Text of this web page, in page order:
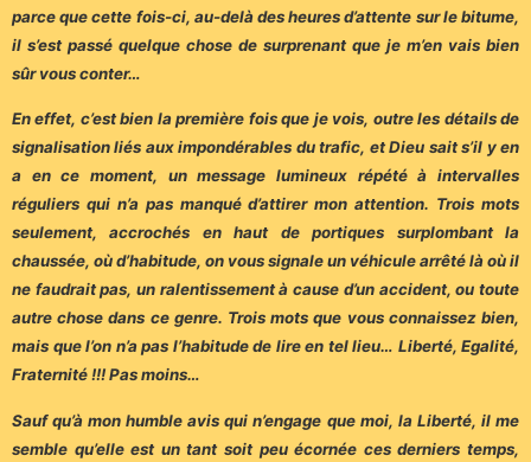
parce que cette fois-ci, au-delà des heures d’attente sur le bitume,
il s’est passé quelque chose de surprenant que je m’en vais bien
sûr vous conter…
En effet, c’est bien la première fois que je vois, outre les détails de
signalisation liés aux impondérables du trafic, et Dieu sait s’il y en
a en ce moment, un message lumineux répété à intervalles
réguliers qui n’a pas manqué d’attirer mon attention. Trois mots
seulement, accrochés en haut de portiques surplombant la
chaussée, où d’habitude, on vous signale un véhicule arrêté là où il
ne faudrait pas, un ralentissement à cause d’un accident, ou toute
autre chose dans ce genre. Trois mots que vous connaissez bien,
mais que l’on n’a pas l’habitude de lire en tel lieu… Liberté, Egalité,
Fraternité !!! Pas moins…
Sauf qu’à mon humble avis qui n’engage que moi, la Liberté, il me
semble qu’elle est un tant soit peu écornée ces derniers temps,